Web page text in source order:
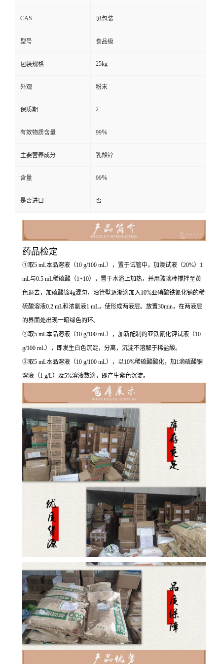
CAS 见包装
型号 食品级
包装规格 25kg
外观 粉末
保质期 2
有效物质含量 99％
主要营养成分 乳酸锌
含量 99％
是否进口 否
药品检定
①取5 mL本品溶液（10 g/100 mL），置于试管中，加溴试液（20%）1
mL与0.5 mL稀硫酸（1+10），置于水浴上加热，并用玻璃棒搅拌至黄
色退去，加硫酸铵4g混匀，沿管壁逐渐滴加入10%亚硝酸铁氰化钠的稀
硫酸溶液0.2 mL和浓氨液1 mL，使形成两液层。放置30min，在两液层
的界面处出现一暗绿色的环。
②取5 mL本品溶液（10 g/100 mL），加新配制的亚铁氰化钾试液（10
g/100 mL），即发生白色沉淀，分离，沉淀不溶解于稀盐酸。
③取5 mL本品溶液（10 g/100 mL），以10%稀硫酸酸化，加1滴硫酸铜
溶液（1 g/L）及5%溶液数滴，即产生紫色沉淀。